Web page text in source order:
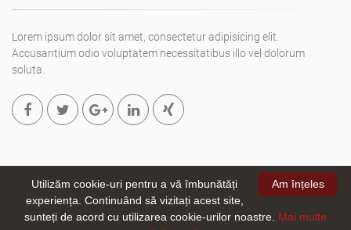
Lorem ipsum dolor sit amet, consectetur adipisicing elit.
Accusantium odio voluptatem necessitatibus illo vel dolorum
soluta.
Copyright © 2019. All rights reservedEmer-Com SRL.
- site creat
Am înțeles
Utilizăm cookie-uri pentru a vă îmbunătăți
experiența. Continuând să vizitați acest site,
sunteți de acord cu utilizarea cookie-urilor noastre. Mai multe